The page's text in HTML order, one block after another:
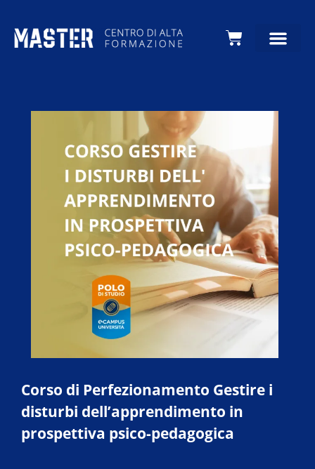
Carrello
Corso di Perfezionamento Gestire i
disturbi dell’apprendimento in
prospettiva psico-pedagogica